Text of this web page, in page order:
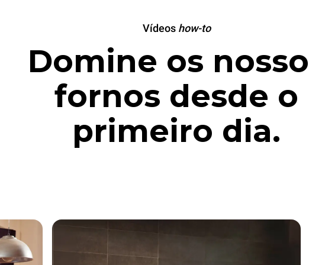
Vídeos how-to
Domine os
fornos desde o
primeiro dia.